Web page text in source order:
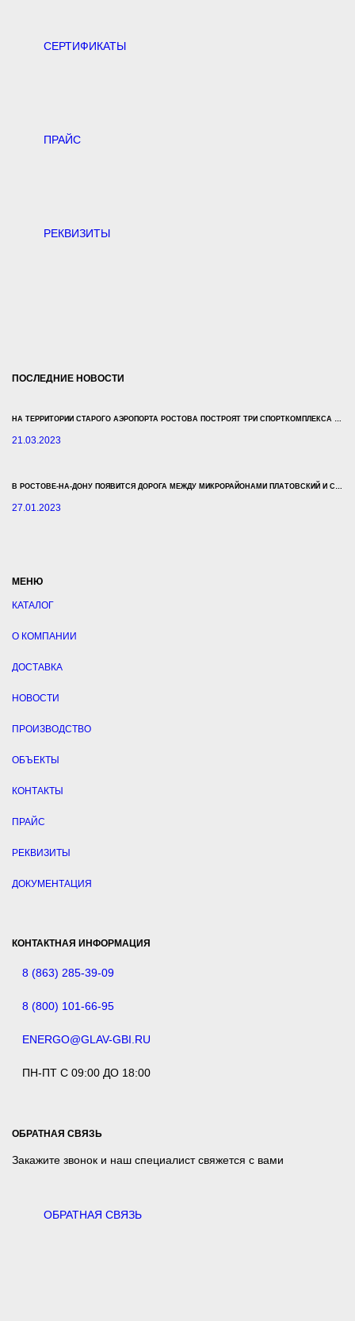
CЕРТИФИКАТЫ
ПРАЙС
РЕКВИЗИТЫ
ПОСЛЕДНИЕ НОВОСТИ
21.03.2023
27.01.2023
МЕНЮ
КАТАЛОГ
О КОМПАНИИ
ДОСТАВКА
НОВОСТИ
ПРОИЗВОДСТВО
ОБЪЕКТЫ
КОНТАКТЫ
ПРАЙС
РЕКВИЗИТЫ
ДОКУМЕНТАЦИЯ
КОНТАКТНАЯ ИНФОРМАЦИЯ
8 (863) 285-39-09
8 (800) 101-66-95
ENERGO@GLAV-GBI.RU
ПН-ПТ С 09:00 ДО 18:00
ОБРАТНАЯ СВЯЗЬ
Закажите звонок и наш специалист свяжется с вами
ОБРАТНАЯ СВЯЗЬ